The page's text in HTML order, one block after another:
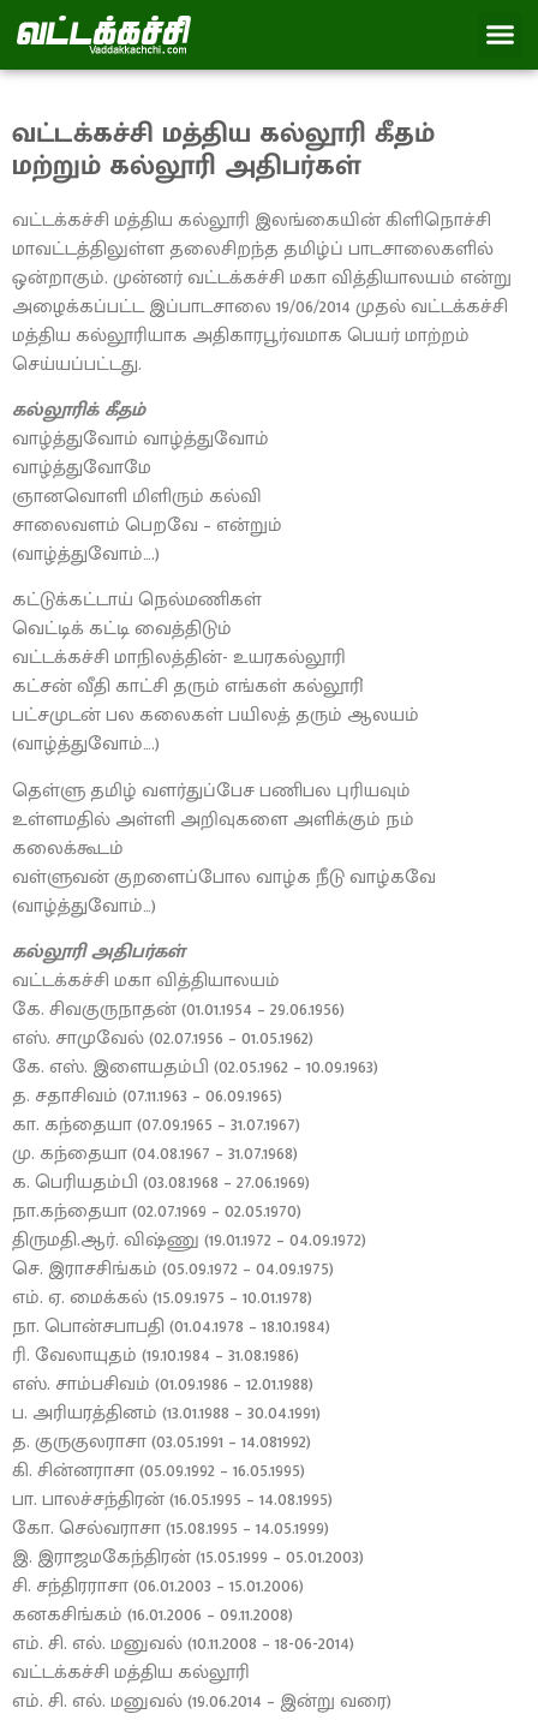
வட்டக்கச்சி மத்திய கல்லூரி கீதம்
மற்றும் கல்லூரி அதிபர்கள்
வட்டக்கச்சி மத்திய கல்லூரி இலங்கையின் கிளிநொச்சி
மாவட்டத்திலுள்ள தலைசிறந்த தமிழ்ப் பாடசாலைகளில்
ஒன்றாகும். முன்னர் வட்டக்கச்சி மகா வித்தியாலயம் என்று
அழைக்கப்பட்ட இப்பாடசாலை 19/06/2014 முதல் வட்டக்கச்சி
மத்திய கல்லூரியாக அதிகாரபூர்வமாக பெயர் மாற்றம்
செய்யப்பட்டது.
கல்லூரிக் கீதம்
வாழ்த்துவோம் வாழ்த்துவோம்
வாழ்த்துவோமே
ஞானவொளி மிளிரும் கல்வி
சாலைவளம் பெறவே – என்றும்
(வாழ்த்துவோம்….)
கட்டுக்கட்டாய் நெல்மணிகள்
வெட்டிக் கட்டி வைத்திடும்
வட்டக்கச்சி மாநிலத்தின்- உயரகல்லூரி
கட்சன் வீதி காட்சி தரும் எங்கள் கல்லூரி்
பட்சமுடன் பல கலைகள் பயிலத் தரும் ஆலயம்
(வாழ்த்துவோம்….)
தெள்ளு தமிழ் வளர்துப்பேச பணிபல புரியவும்
உள்ளமதில் அள்ளி அறிவுகளை அளிக்கும் நம்
கலைக்கூடம்
வள்ளுவன் குறளைப்போல வாழ்க நீடு வாழ்கவே
(வாழ்த்துவோம்…)
கல்லூரி அதிபர்கள்
வட்டக்கச்சி மகா வித்தியாலயம்
கே. சிவகுருநாதன் (01.01.1954 – 29.06.1956)
எஸ். சாமுவேல் (02.07.1956 – 01.05.1962)
கே. எஸ். இளையதம்பி (02.05.1962 – 10.09.1963)
த. சதாசிவம் (07.11.1963 – 06.09.1965)
கா. கந்தையா (07.09.1965 – 31.07.1967)
மு. கந்தையா (04.08.1967 – 31.07.1968)
க. பெரியதம்பி (03.08.1968 – 27.06.1969)
நா.கந்தையா (02.07.1969 – 02.05.1970)
திருமதி.ஆர். விஷ்ணு (19.01.1972 – 04.09.1972)
செ. இராசசிங்கம் (05.09.1972 – 04.09.1975)
எம். ஏ. மைக்கல் (15.09.1975 – 10.01.1978)
நா. பொன்சபாபதி (01.04.1978 – 18.10.1984)
ரி. வேலாயுதம் (19.10.1984 – 31.08.1986)
எஸ். சாம்பசிவம் (01.09.1986 – 12.01.1988)
ப. அரியரத்தினம் (13.01.1988 – 30.04.1991)
த. குருகுலராசா (03.05.1991 – 14.081992)
கி. சின்னராசா (05.09.1992 – 16.05.1995)
பா. பாலச்சந்திரன் (16.05.1995 – 14.08.1995)
கோ. செல்வராசா (15.08.1995 – 14.05.1999)
இ. இராஜமகேந்திரன் (15.05.1999 – 05.01.2003)
சி. சந்திரராசா (06.01.2003 – 15.01.2006)
கனகசிங்கம் (16.01.2006 – 09.11.2008)
எம். சி. எல். மனுவல் (10.11.2008 – 18-06-2014)
வட்டக்கச்சி மத்திய கல்லூரி
எம். சி. எல். மனுவல் (19.06.2014 – இன்று வரை)